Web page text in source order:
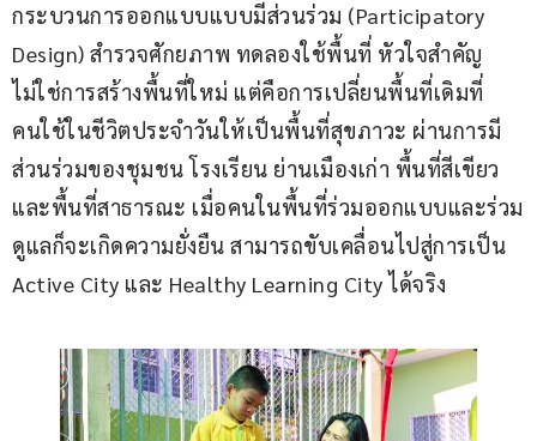
กระบวนการออกแบบแบบมีส่วนร่วม (Participatory
Design) สำรวจศักยภาพ ทดลองใช้พื้นที่ หัวใจสำคัญ
ไม่ใช่การสร้างพื้นที่ใหม่ แต่คือการเปลี่ยนพื้นที่เดิมที่
คนใช้ในชีวิตประจำวันให้เป็นพื้นที่สุขภาวะ ผ่านการมี
ส่วนร่วมของชุมชน โรงเรียน ย่านเมืองเก่า พื้นที่สีเขียว
และพื้นที่สาธารณะ เมื่อคนในพื้นที่ร่วมออกแบบและร่วม
ดูแลก็จะเกิดความยั่งยืน สามารถขับเคลื่อนไปสู่การเป็น
Active City และ Healthy Learning City ได้จริง